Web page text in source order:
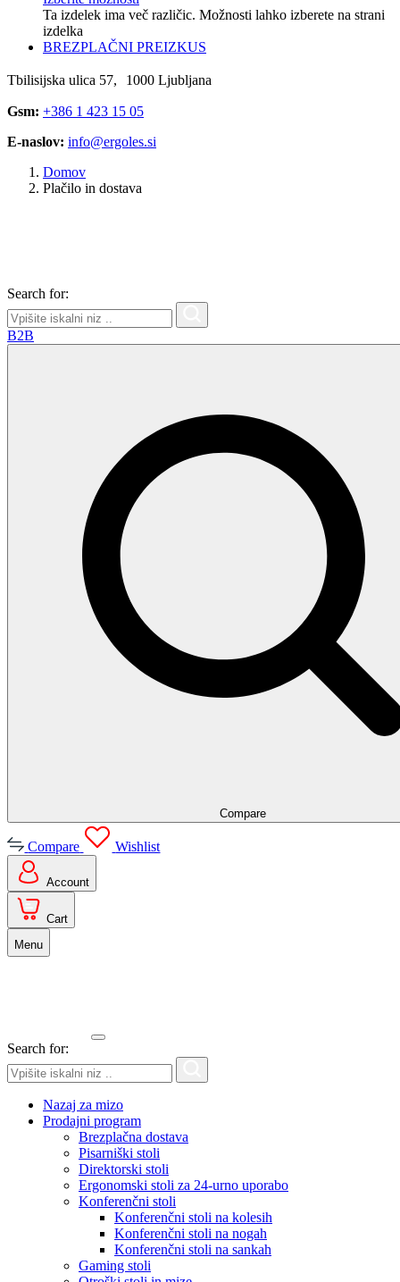
Ta izdelek ima več različic. Možnosti lahko izberete na strani
izdelka
BREZPLAČNI PREIZKUS
Tbilisijska ulica 57, 1000 Ljubljana
Gsm: +386 1 423 15 05
E-naslov: info@ergoles.si
Domov
Plačilo in dostava
Search for:
B2B
Compare
Compare Wishlist
Account
Cart
Menu
Search for:
Nazaj za mizo
Prodajni program
Brezplačna dostava
Pisarniški stoli
Direktorski stoli
Ergonomski stoli za 24-urno uporabo
Konferenčni stoli
Konferenčni stoli na kolesih
Konferenčni stoli na nogah
Konferenčni stoli na sankah
Gaming stoli